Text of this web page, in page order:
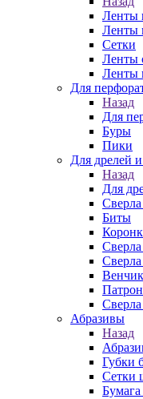
Ленты
Ленты
Сетки
Ленты
Ленты
Для
Назад
Для
Буры
Пики
Для дрелей
Назад
Для
Биты
Сверла
Абразивы
Назад
Губки
Сетки